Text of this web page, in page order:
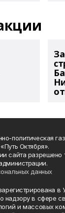
политическая
Октября».
сайта разрешено
данных
в
надзору в сфере
и массовых